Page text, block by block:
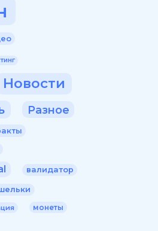
Новости
Разное
валидатор
монеты